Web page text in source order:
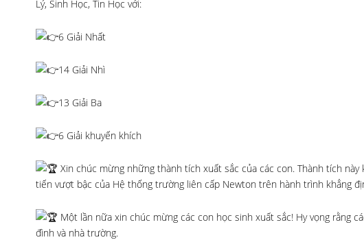
Lý, Sinh Học, Tin Học với:
6 Giải Nhất
14 Giải Nhì
13 Giải Ba
6 Giải khuyến khích
Xin chúc mừng những thành tích xuất sắc của các con. Thành tích
tiến vượt bậc của Hệ thống trường liên cấp Newton trên hành trình khẳng
Một lần nữa xin chúc mừng các con học sinh xuất sắc! Hy vọng rằng
đình và nhà trường.